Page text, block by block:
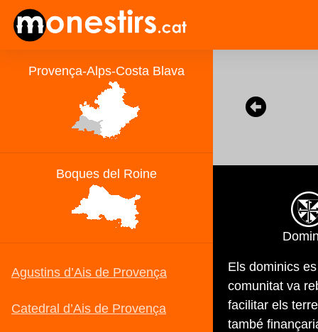
Els dominics
comunitat va
facilitar els
també